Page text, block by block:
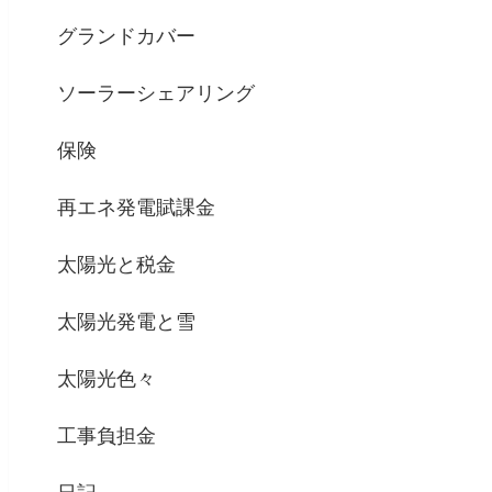
グランドカバー
ソーラーシェアリング
保険
再エネ発電賦課金
太陽光と税金
太陽光発電と雪
太陽光色々
工事負担金